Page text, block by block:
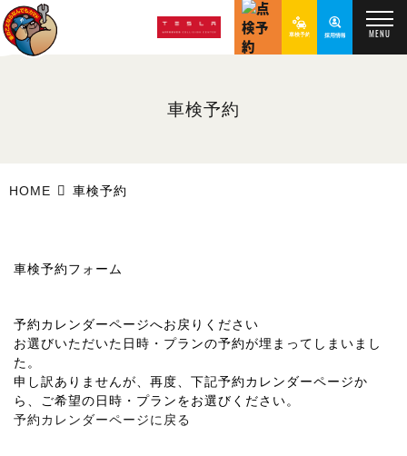
MENU
車検予約
HOME 車検予約
車検予約フォーム
予約カレンダーページへお戻りください
お選びいただいた日時・プランの予約が埋まってしまいまし
た。
申し訳ありませんが、再度、下記予約カレンダーページか
ら、ご希望の日時・プランをお選びください。
予約カレンダーページに戻る